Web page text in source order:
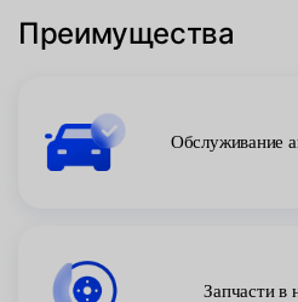
Преимущества
Обслуживание
Запчасти в